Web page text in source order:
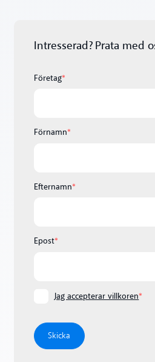
Intresserad? Prata med
Företag*
Förnamn*
Efternamn*
Epost*
Jag accepterar villkoren*